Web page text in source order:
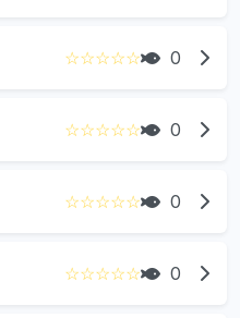
☆☆☆☆☆ 0
☆☆☆☆☆ 0
☆☆☆☆☆ 0
☆☆☆☆☆ 0